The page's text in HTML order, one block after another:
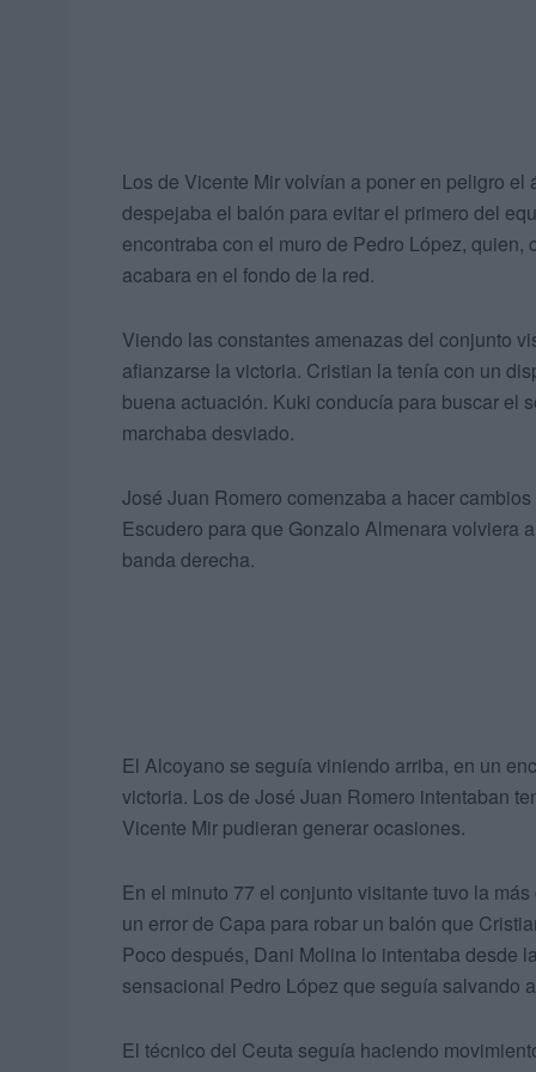
Los de Vicente Mir volvían a poner en peligro
despejaba el balón para evitar el primero del
encontraba con el muro de Pedro López,
acabara en el fondo de la red.
Viendo las constantes amenazas del conjunto
afianzarse la victoria. Cristian la tenía con un
buena actuación. Kuki conducía para buscar el
marchaba desviado.
José Juan Romero comenzaba a hacer
Escudero para que Gonzalo Almenara volviera
banda derecha.
El Alcoyano se seguía viniendo arriba, en un
victoria. Los de José Juan Romero intentaban
Vicente Mir pudieran generar ocasiones.
En el minuto 77 el conjunto visitante tuvo la
un error de Capa para robar un balón que
Poco después, Dani Molina lo intentaba desde
sensacional Pedro López que seguía salvando
El técnico del Ceuta seguía haciendo